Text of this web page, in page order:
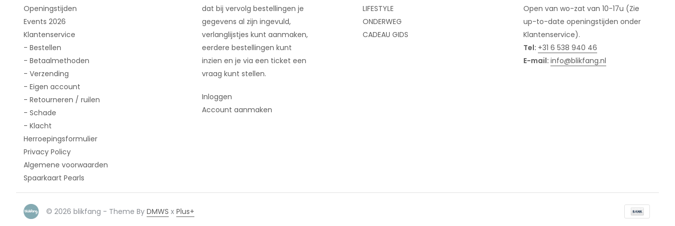
Openingstijden
Events 2026
Klantenservice
- Bestellen
- Betaalmethoden
- Verzending
- Eigen account
- Retourneren / ruilen
- Schade
- Klacht
Herroepingsformulier
Privacy Policy
Algemene voorwaarden
Spaarkaart Pearls
dat bij vervolg bestellingen je
gegevens al zijn ingevuld,
verlanglijstjes kunt aanmaken,
eerdere bestellingen kunt
inzien en je via een ticket een
vraag kunt stellen.
Inloggen
Account aanmaken
LIFESTYLE
ONDERWEG
CADEAU GIDS
Open van wo-zat van 10-17u (Zie
up-to-date openingstijden onder
Klantenservice).
Tel: +31 6 538 940 46
E-mail: info@blikfang.nl
© 2026 blikfang - Theme By DMWS x Plus+